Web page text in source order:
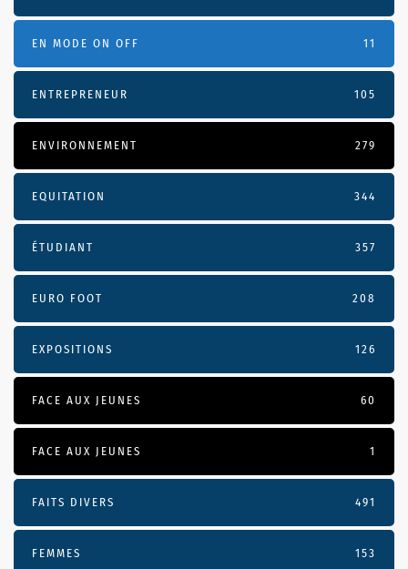
EN MODE ON OFF 11
ENTREPRENEUR 105
ENVIRONNEMENT 279
EQUITATION 344
ÉTUDIANT 357
EURO FOOT 208
EXPOSITIONS 126
FACE AUX JEUNES 60
FACE AUX JEUNES 1
FAITS DIVERS 491
FEMMES 153